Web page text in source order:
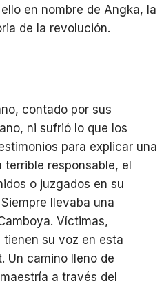
en nombre de Angka, la
de la revolución.
contado por sus
ni sufrió lo que los
para explicar una
responsable, el
o juzgados en su
llevaba una
Víctimas,
su voz en esta
Un camino lleno de
a través del